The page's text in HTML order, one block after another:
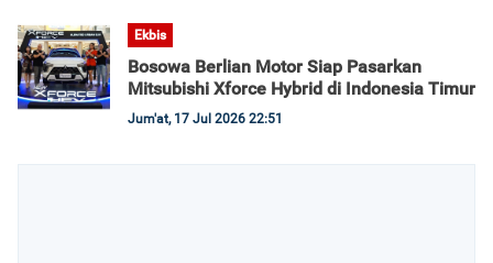
Ekbis
Bosowa Berlian Motor Siap Pasarkan
Mitsubishi Xforce Hybrid di Indonesia Timur
Jum'at, 17 Jul 2026 22:51